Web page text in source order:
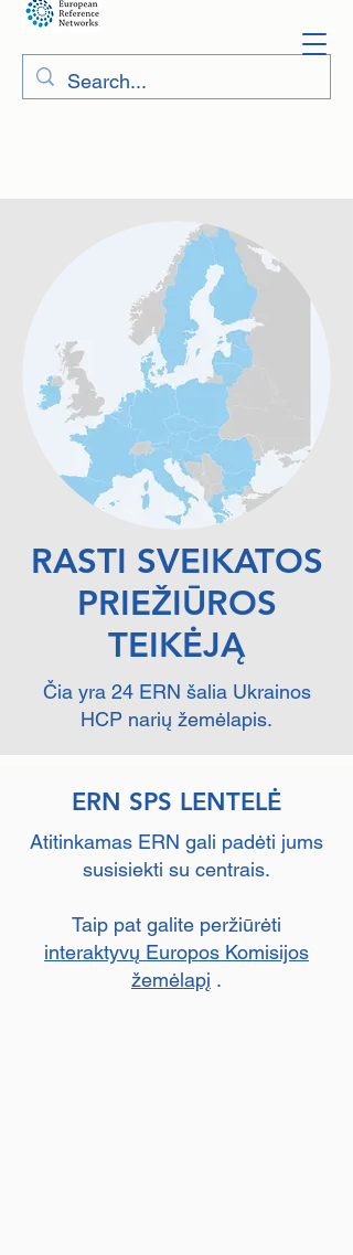
RASTI SVEIKATOS
PRIEŽIŪROS
TEIKĖJĄ
Čia yra 24 ERN šalia Ukrainos
HCP narių žemėlapis.
ERN SPS LENTELĖ
Atitinkamas ERN gali padėti jums
susisiekti su centrais.
Taip pat galite peržiūrėti
interaktyvų Europos Komisijos
žemėlapį .